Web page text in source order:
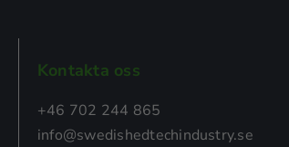
Kontakta oss
+46 702 244 865
info@swedishedtechindustry.se
Nödvändiga
Dessa kakor